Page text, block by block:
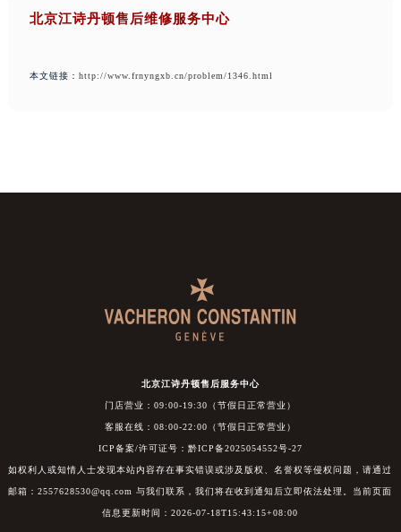
北京江诗丹顿售后维修服务中心
本文链接： http://www.frnyngxb.cn/problem/1346.html
北京江诗丹顿售后服务中心
门店营业：09:00-19:30（节假日正常营业）
客服在线：08:00-22:00（节假日正常营业）
ICP备案/许可证号：黔ICP备2025054552号-27
如权利人或知情人士发现本站内容存在事实错误或涉及版权、名誉权等侵权问题，请通过
邮箱：2557628530@qq.com 与我们联系，我们将在收到通知后立即依法处理。当前页面
信息更新时间：2026-07-18T15:43:15+08:00